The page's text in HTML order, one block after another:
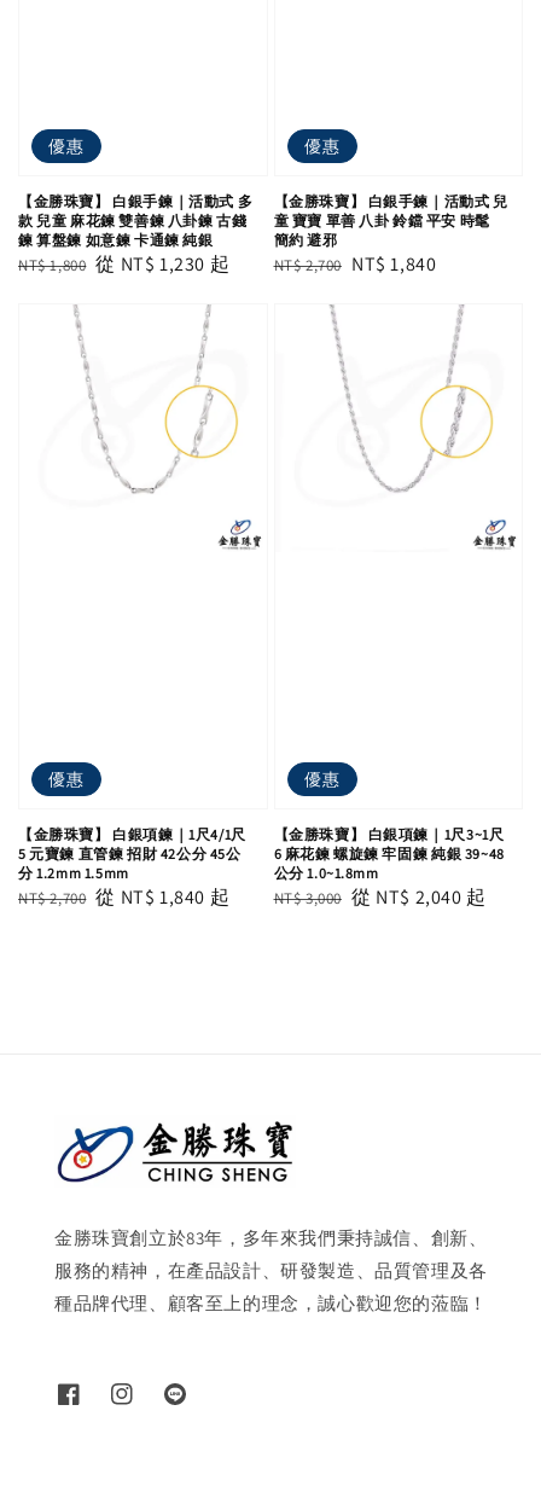
優惠
【金勝珠寶】 白銀手鍊｜活動式 多
款 兒童 麻花鍊 雙善鍊 八卦鍊 古錢
鍊 算盤鍊 如意鍊 卡通鍊 純銀
Regular
NT$ 1,800 Sale
從 NT$ 1,230 起
優惠
【金勝珠寶】 白銀手鍊｜活動式 兒
童 寶寶 單善 八卦 鈴鐺 平安 時髦
簡約 避邪
Regular
NT$ 2,700 Sale
NT$ 1,840
優惠
【金勝珠寶】 白銀項鍊｜1尺4/1尺
5 元寶鍊 直管鍊 招財 42公分 45公
分 1.2mm 1.5mm
Regular
NT$ 2,700 Sale
從 NT$ 1,840 起
優惠
【金勝珠寶】 白銀項鍊｜1尺3~1尺
6 麻花鍊 螺旋鍊 牢固鍊 純銀 39~48
公分 1.0~1.8mm
Regular
NT$ 3,000 Sale
從 NT$ 2,040 起
金勝珠寶創立於83年，多年來我們秉持誠信、創新、
服務的精神，在產品設計、研發製造、品質管理及各
種品牌代理、顧客至上的理念，誠心歡迎您的蒞臨！